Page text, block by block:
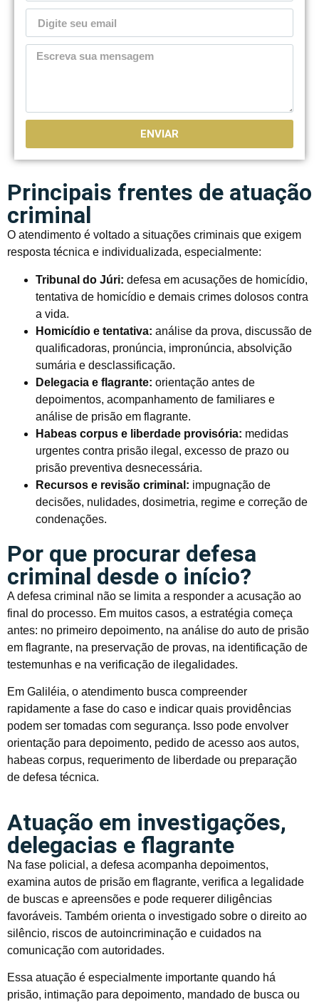
ENVIAR
Principais frentes de atuação
criminal
O atendimento é voltado a situações criminais que exigem
resposta técnica e individualizada, especialmente:
Tribunal do Júri: defesa em acusações de homicídio,
tentativa de homicídio e demais crimes dolosos contra
a vida.
Homicídio e tentativa: análise da prova, discussão de
qualificadoras, pronúncia, impronúncia, absolvição
sumária e desclassificação.
Delegacia e flagrante: orientação antes de
depoimentos, acompanhamento de familiares e
análise de prisão em flagrante.
Habeas corpus e liberdade provisória: medidas
urgentes contra prisão ilegal, excesso de prazo ou
prisão preventiva desnecessária.
Recursos e revisão criminal: impugnação de
decisões, nulidades, dosimetria, regime e correção de
condenações.
Por que procurar defesa
criminal desde o início?
A defesa criminal não se limita a responder a acusação ao
final do processo. Em muitos casos, a estratégia começa
antes: no primeiro depoimento, na análise do auto de prisão
em flagrante, na preservação de provas, na identificação de
testemunhas e na verificação de ilegalidades.
Em Galiléia, o atendimento busca compreender
rapidamente a fase do caso e indicar quais providências
podem ser tomadas com segurança. Isso pode envolver
orientação para depoimento, pedido de acesso aos autos,
habeas corpus, requerimento de liberdade ou preparação
de defesa técnica.
Atuação em investigações,
delegacias e flagrante
Na fase policial, a defesa acompanha depoimentos,
examina autos de prisão em flagrante, verifica a legalidade
de buscas e apreensões e pode requerer diligências
favoráveis. Também orienta o investigado sobre o direito ao
silêncio, riscos de autoincriminação e cuidados na
comunicação com autoridades.
Essa atuação é especialmente importante quando há
prisão, intimação para depoimento, mandado de busca ou